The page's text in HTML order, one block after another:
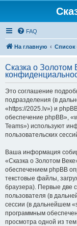
FAQ
На главную
Сказка о Золотом
Это соглашение
подразделения (в
«https://2025.lv») и
обеспечение phpBB»,
Teams») используют
пользовательских
Ваша информация
«Сказка о Золотом
обеспечением phpBB
текстовые файлы,
браузера). Первые две
пользователя (в
сессии (в дальнейшем
программным
просмотра одной из